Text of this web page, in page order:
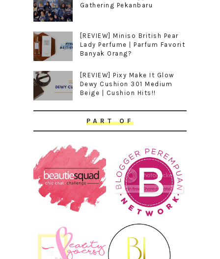
Gathering Pekanbaru
[REVIEW] Miniso British Pear
Lady Perfume | Parfum Favorit
Banyak Orang?
[REVIEW] Pixy Make It Glow
Dewy Cushion 301 Medium
Beige | Cushion Hits!!
PART OF